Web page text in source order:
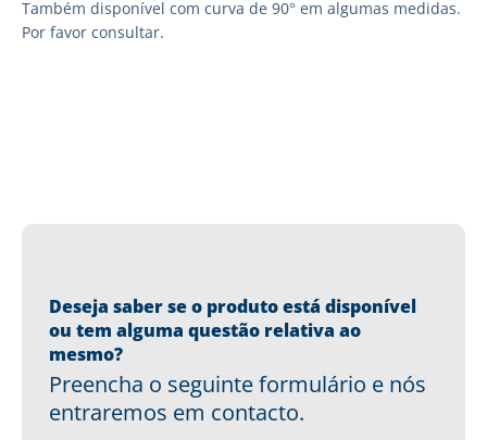
Também disponível com curva de 90° em algumas medidas.
Por favor consultar.
Deseja saber se o produto está disponível
ou tem alguma questão relativa ao
mesmo?
Preencha o seguinte formulário e nós
entraremos em contacto.